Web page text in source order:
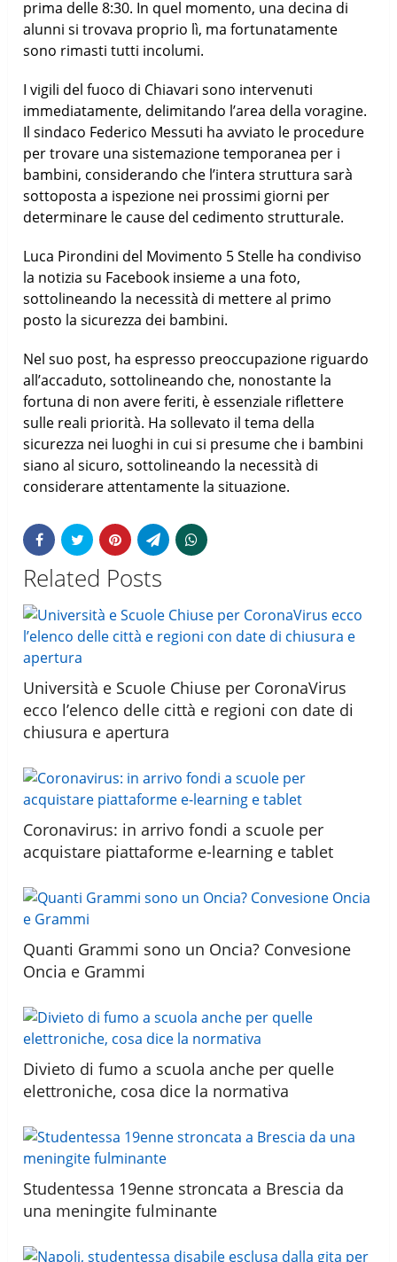
prima delle 8:30. In quel momento, una decina di
alunni si trovava proprio lì, ma fortunatamente
sono rimasti tutti incolumi.
I vigili del fuoco di Chiavari sono intervenuti
immediatamente, delimitando l’area della voragine.
Il sindaco Federico Messuti ha avviato le procedure
per trovare una sistemazione temporanea per i
bambini, considerando che l’intera struttura sarà
sottoposta a ispezione nei prossimi giorni per
determinare le cause del cedimento strutturale.
Luca Pirondini del Movimento 5 Stelle ha condiviso
la notizia su Facebook insieme a una foto,
sottolineando la necessità di mettere al primo
posto la sicurezza dei bambini.
Nel suo post, ha espresso preoccupazione riguardo
all’accaduto, sottolineando che, nonostante la
fortuna di non avere feriti, è essenziale riflettere
sulle reali priorità. Ha sollevato il tema della
sicurezza nei luoghi in cui si presume che i bambini
siano al sicuro, sottolineando la necessità di
considerare attentamente la situazione.
Related Posts
Università e Scuole Chiuse per CoronaVirus
ecco l’elenco delle città e regioni con date di
chiusura e apertura
Coronavirus: in arrivo fondi a scuole per
acquistare piattaforme e-learning e tablet
Quanti Grammi sono un Oncia? Convesione
Oncia e Grammi
Divieto di fumo a scuola anche per quelle
elettroniche, cosa dice la normativa
Studentessa 19enne stroncata a Brescia da
una meningite fulminante